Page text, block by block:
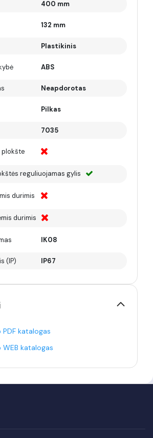
400 mm
132 mm
Plastikinis
ABS
Neapdorotas
Pilkas
7035
plokšte
reguliuojamas gylis
durimis
durimis
IK08
(IP) IP67
katalogas
katalogas